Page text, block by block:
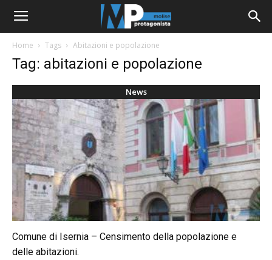
Home Tags Abitazioni e popolazione
Tag: abitazioni e popolazione
News
Comune di Isernia – Censimento della popolazione e
delle abitazioni.